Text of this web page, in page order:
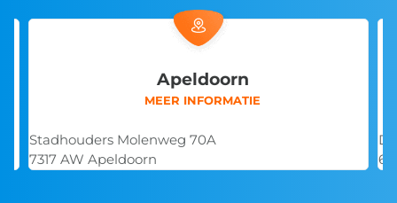
Arnhem
MEER INFORMATIE
De Overmaat 30
6831 AH Arnhem